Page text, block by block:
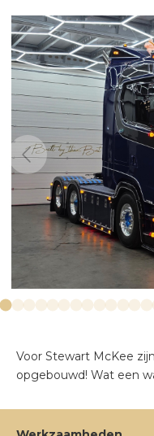
MERCHANDISE
SCHAKELAARS
UITLATEN
VERLICHTING
EXTERIEUR
Voor Stewart McKee
opgebouwd! Wat een